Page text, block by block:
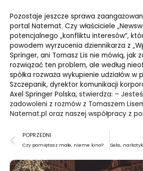
Pozostaje jeszcze sprawa
portal Natemat. Czy właściciele
potencjalnego „konfliktu interesów”,
powodem wyrzucenia dziennikarza z
Springer, ani Tomasz Lis nie mówią, jak
rozwiązać ten problem, ale według
spółka rozważa wykupienie udziałów w
Szczepanik, dyrektor komunikacji
Axel Springer Polska, stwierdza: –
zadowoleni z rozmów z Tomaszem
Natemat.pl oraz naszej współpracy z
Prev
POPRZEDNI
Czy pamiętasz małe, nieme kino?